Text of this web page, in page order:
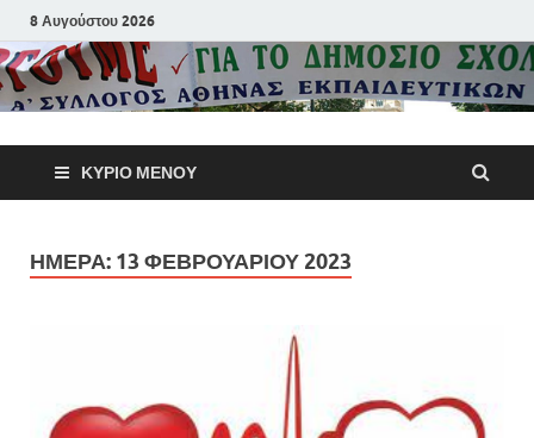
8 Αυγούστου 2026
Α΄
Αθηνών
ΚΎΡΙΟ ΜΕΝΟΎ
ΗΜΈΡΑ: 13 ΦΕΒΡΟΥΑΡΊΟΥ 2023